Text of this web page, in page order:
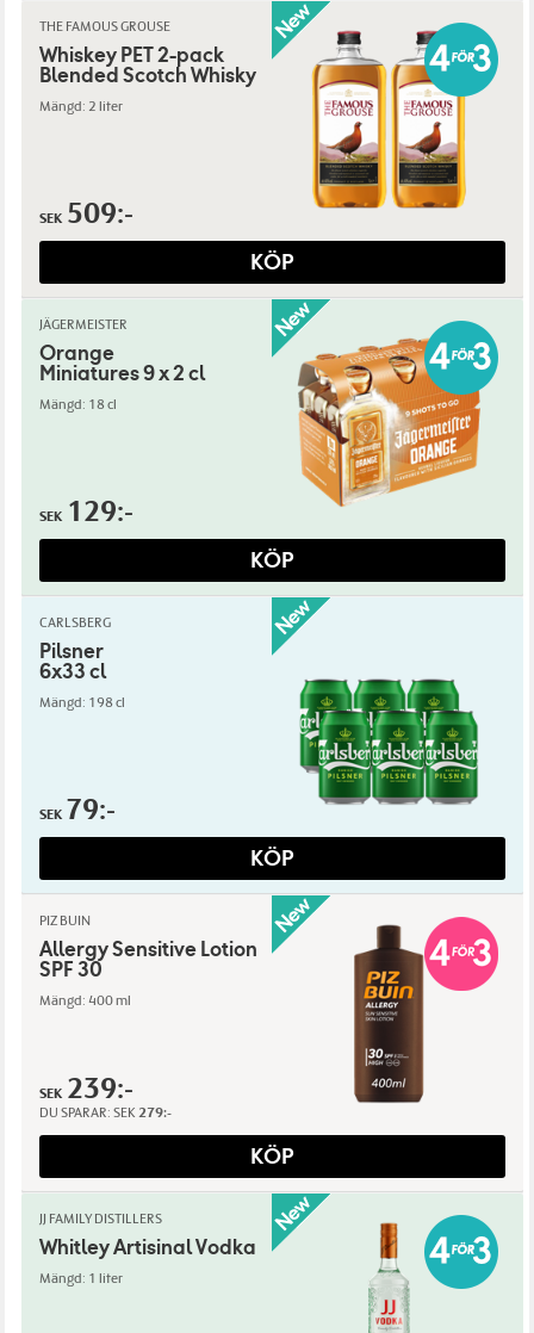
THE FAMOUS GROUSE
Whiskey PET 2-pack
Blended Scotch Whisky
Mängd: 2 liter
SEK 509:-
KÖP
JÄGERMEISTER
Orange
Miniatures 9 x 2 cl
Mängd: 18 cl
SEK 129:-
KÖP
CARLSBERG
Pilsner
6x33 cl
Mängd: 198 cl
SEK 79:-
KÖP
PIZ BUIN
Allergy Sensitive Lotion
SPF 30
Mängd: 400 ml
SEK 239:-
DU SPARAR: SEK 279:-
KÖP
JJ FAMILY DISTILLERS
Whitley Artisinal Vodka
Mängd: 1 liter